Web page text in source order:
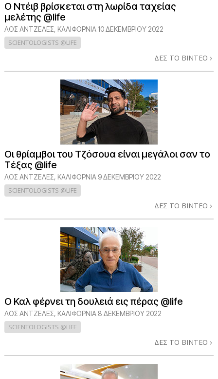
Ο Ντέιβ βρίσκεται στη λωρίδα ταχείας
μελέτης @life
ΛΟΣ ΆΝΤΖΕΛΕΣ, ΚΑΛΙΦΌΡΝΙΑ10 ΔΕΚΕΜΒΡΙΟΥ 2022
SCIENTOLOGISTS @LIFE
ΔΕΣ ΤΟ ΒΙΝΤΕΟ
Οι θρίαμβοι του Τζόσουα είναι μεγάλοι σαν το
Τέξας @life
ΛΟΣ ΆΝΤΖΕΛΕΣ, ΚΑΛΙΦΌΡΝΙΑ 9 ΔΕΚΕΜΒΡΙΟΥ 2022
SCIENTOLOGISTS @LIFE
ΔΕΣ ΤΟ ΒΙΝΤΕΟ
Ο Καλ φέρνει τη δουλειά εις πέρας @life
ΛΟΣ ΆΝΤΖΕΛΕΣ, ΚΑΛΙΦΌΡΝΙΑ 8 ΔΕΚΕΜΒΡΙΟΥ 2022
SCIENTOLOGISTS @LIFE
ΔΕΣ ΤΟ ΒΙΝΤΕΟ